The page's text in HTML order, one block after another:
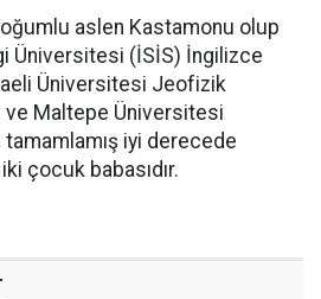
aslen Kastamonu olup
Üniversitesi (İSİS) İngilizce
Üniversitesi Jeofizik
Maltepe Üniversitesi
iyi derecede
çocuk babasıdır.